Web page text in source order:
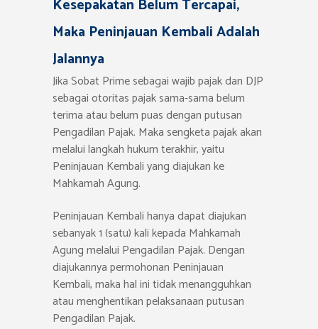
Kesepakatan Belum Tercapai,
Maka Peninjauan Kembali Adalah
Jalannya
Jika Sobat Prime sebagai wajib pajak dan DJP
sebagai otoritas pajak sama-sama belum
terima atau belum puas dengan putusan
Pengadilan Pajak. Maka sengketa pajak akan
melalui langkah hukum terakhir, yaitu
Peninjauan Kembali yang diajukan ke
Mahkamah Agung.
Peninjauan Kembali hanya dapat diajukan
sebanyak 1 (satu) kali kepada Mahkamah
Agung melalui Pengadilan Pajak. Dengan
diajukannya permohonan Peninjauan
Kembali, maka hal ini tidak menangguhkan
atau menghentikan pelaksanaan putusan
Pengadilan Pajak.